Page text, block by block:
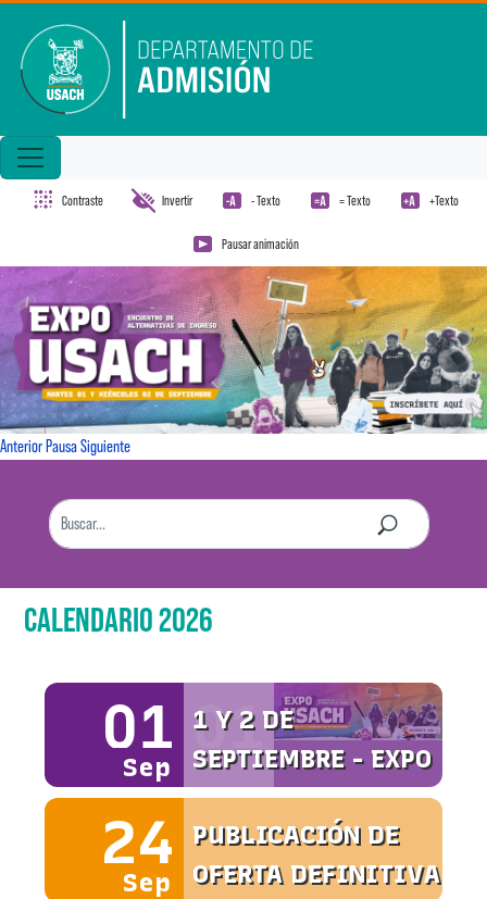
Contraste Invertir - Texto = Texto +Texto
Pausar animación
AnteriorPausaSiguiente
CALENDARIO 2026
01
Sep
1 Y 2 DE
SEPTIEMBRE - EXPO
USACH
01
24
Sep
PUBLICACIÓN DE
OFERTA DEFINITIVA